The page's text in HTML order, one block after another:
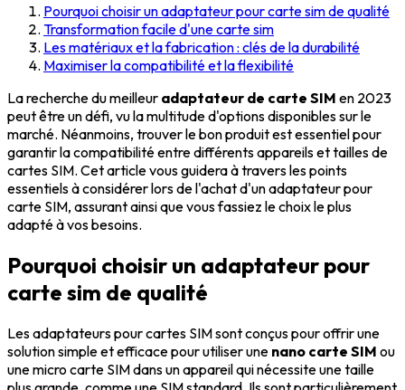
Pourquoi choisir un adaptateur pour carte sim de qualité
Transformation facile d'une carte sim
Les matériaux et la fabrication : clés de la durabilité
Maximiser la compatibilité et la flexibilité
La recherche du meilleur adaptateur de carte SIM en 2023
peut être un défi, vu la multitude d'options disponibles sur le
marché. Néanmoins, trouver le bon produit est essentiel pour
garantir la compatibilité entre différents appareils et tailles de
cartes SIM. Cet article vous guidera à travers les points
essentiels à considérer lors de l'achat d'un adaptateur pour
carte SIM, assurant ainsi que vous fassiez le choix le plus
adapté à vos besoins.
Pourquoi choisir un adaptateur pour
carte sim de qualité
Les adaptateurs pour cartes SIM sont conçus pour offrir une
solution simple et efficace pour utiliser une nano carte SIM ou
une micro carte SIM dans un appareil qui nécessite une taille